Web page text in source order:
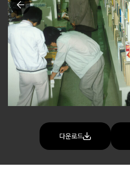
다운로드